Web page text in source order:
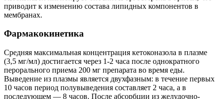
приводит к изменению состава липидных компонентов в
мембранах.
Фармакокинетика
Средняя максимальная концентрация кетоконазола в плазме
(3,5 мг/мл) достигается через 1-2 часа после однократного
перорального приема 200 мг препарата во время еды.
Выведение из плазмы является двухфазным: в течение первых
10 часов период полувыведения составляет 2 часа, а в
последующем — 8 часов. После абсорбции из желудочно-